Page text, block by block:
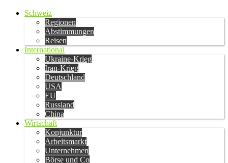
Schweiz
Regionen
Abstimmungen
Reisen
International
Ukraine-Krieg
Iran-Krieg
Deutschland
USA
EU
Russland
China
Wirtschaft
Konjunktur
Arbeitsmarkt
Unternehmen
Börse und Co